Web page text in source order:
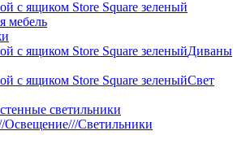
мебель
Диваны
Свет
светильники
Освещение///Светильники